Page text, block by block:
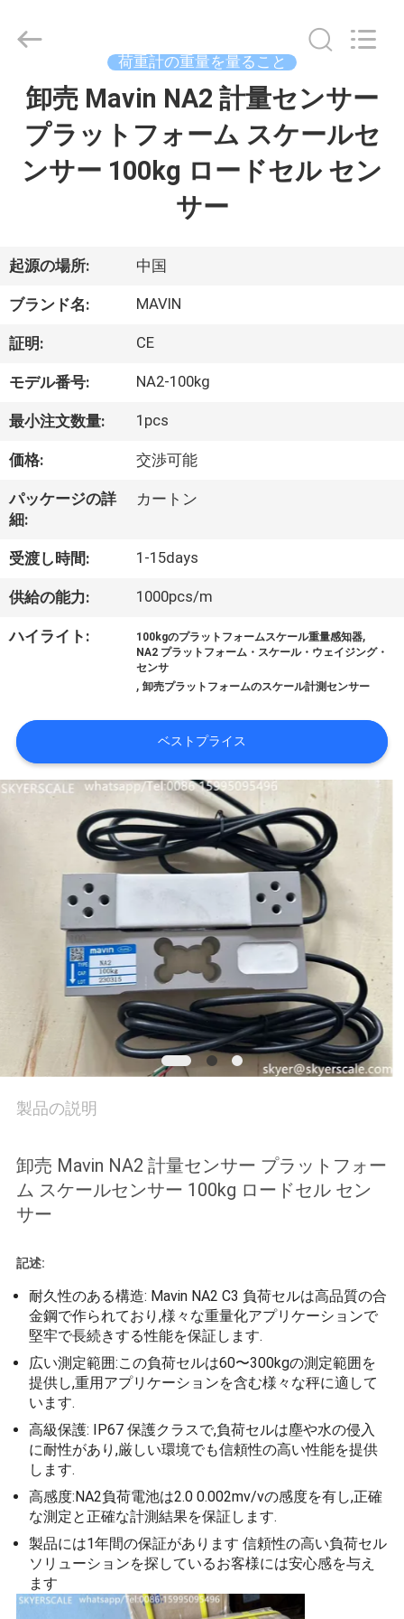
へ
ビ
デ
オ
わ
た
し
に
つ
て
工
場
質
管
理
ニ
ュ
ス
件
引
金
を
求
め
2017
Skyerscale
Co.,Limited.
Reserved.
荷重計の重量を量ること
卸売 Mavin NA2 計量センサー
プラットフォーム スケールセ
ンサー 100kg ロードセル セン
サー
起源の場所: 中国
ブランド名: MAVIN
証明: CE
モデル番号: NA2-100kg
最小注文数量: 1pcs
価格: 交渉可能
パッケージの詳
細:
カートン
受渡し時間: 1-15days
供給の能力: 1000pcs/m
ハイライト: 100kgのプラットフォームスケール重量感知器,
NA2 プラットフォーム・スケール・ウェイジング・
センサ
,卸売プラットフォームのスケール計測センサー
ベストプライス
製品の説明
卸売 Mavin NA2 計量センサー プラットフォー
ム スケールセンサー 100kg ロードセル セン
サー
記述:
耐久性のある構造: Mavin NA2 C3 負荷セルは高品質の合
金鋼で作られており,様々な重量化アプリケーションで
堅牢で長続きする性能を保証します.
広い測定範囲:この負荷セルは60〜300kgの測定範囲を
提供し,重用アプリケーションを含む様々な秤に適して
います.
高級保護: IP67 保護クラスで,負荷セルは塵や水の侵入
に耐性があり,厳しい環境でも信頼性の高い性能を提供
します.
高感度:NA2負荷電池は2.0 0.002mv/vの感度を有し,正確
な測定と正確な計測結果を保証します.
製品には1年間の保証があります 信頼性の高い負荷セル
ソリューションを探しているお客様には安心感を与え
ます